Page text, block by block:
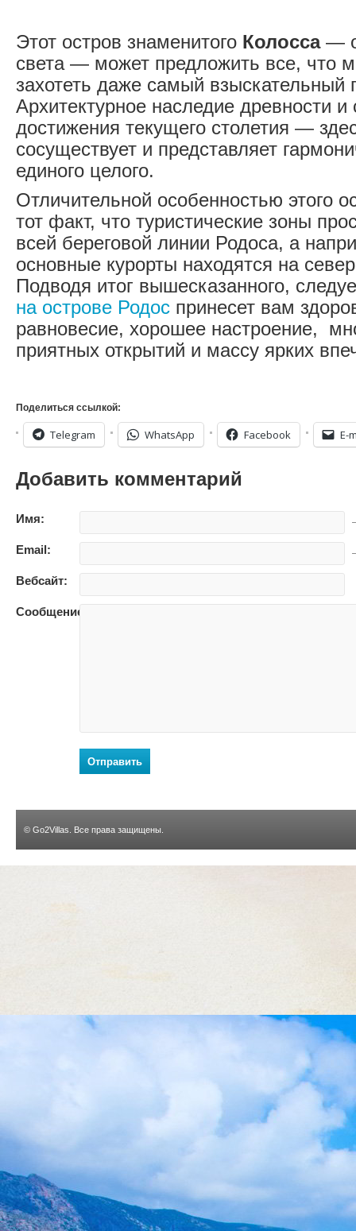
Этот остров знаменитого Колосса—
света — может предложить все, что
захотеть даже самый взыскательный
Архитектурное наследие древности и
достижения текущего столетия —
сосуществует и представляет
единого целого.
Отличительной особенностью этого
тот факт, что туристические зоны
всей береговой линии Родоса, а
основные курорты находятся на
Подводя итог вышесказанного,
на острове Родос принесет вам
равновесие, хорошее настроение,
приятных открытий и массу ярких
Поделиться ссылкой:
Telegram WhatsApp Facebook E-
Добавить комментарий
Имя:
Email:
Вебсайт:
Сообщение:
Отправить
© Go2Villas . Все права защищены.